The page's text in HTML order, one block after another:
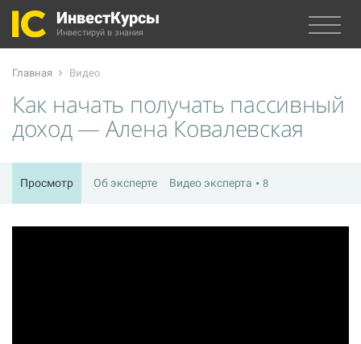
ИнвестКурсы
Инвестируй в знания
Главная Видео
Как начать получать пассивный
доход — Алена Ковалевская
Просмотр Об эксперте Видео эксперта 8